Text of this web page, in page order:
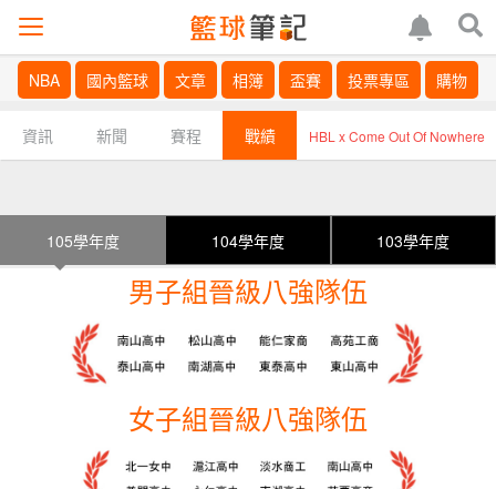
NBA 國內籃球 文章 相簿 盃賽 投票專區 購物
資訊 新聞 賽程 戰績 HBL x Come Out Of Nowhere
105學年度 104學年度 103學年度
男子組晉級八強隊伍
女子組晉級八強隊伍